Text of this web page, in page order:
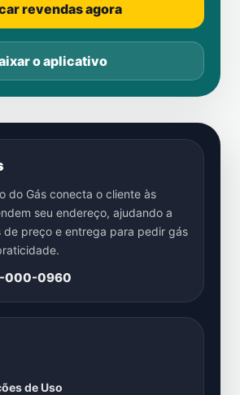
revendas agora
o aplicativo
do Gás conecta o cliente às
seu endereço, ajudando a
de preço e entrega para pedir gás
000-0960
de Uso